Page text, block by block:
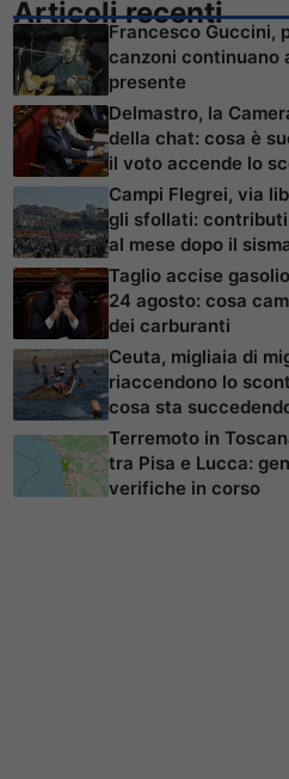
Articoli recenti
Francesco Guccini,
canzoni continuano
presente
Delmastro, la
della chat: cosa è
il voto accende lo
Campi Flegrei, via
gli sfollati:
al mese dopo il
Taglio accise
24 agosto: cosa
dei carburanti
Ceuta, migliaia di
riaccendono lo
cosa sta
Terremoto in
tra Pisa e Lucca:
verifiche in corso